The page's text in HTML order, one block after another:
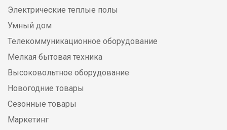
Электрические теплые полы
Умный дом
Телекоммуникационное оборудование
Мелкая бытовая техника
Высоковольтное оборудование
Новогодние товары
Сезонные товары
Маркетинг